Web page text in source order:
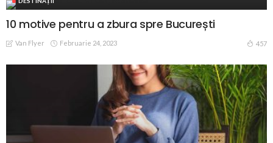
10 motive pentru a zbura spre București
Van Flyer Februarie 24, 2023 457